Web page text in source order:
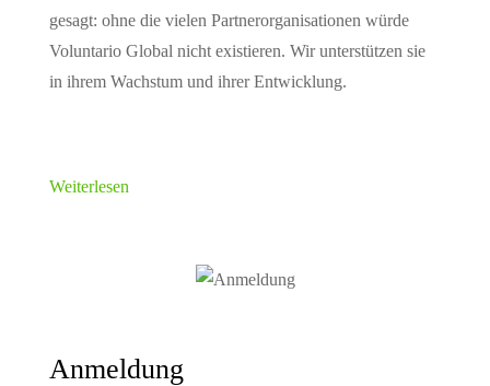
gesagt: ohne die vielen Partnerorganisationen würde
Voluntario Global nicht existieren. Wir unterstützen sie
in ihrem Wachstum und ihrer Entwicklung.
Weiterlesen
Anmeldung